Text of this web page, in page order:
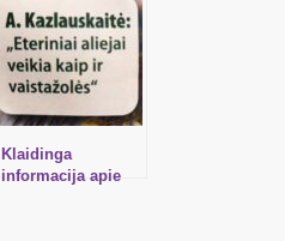
Klaidinga
informacija apie